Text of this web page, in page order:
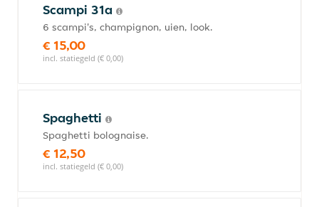
Scampi 31a
6 scampi's, champignon, uien, look.
€ 15,00
incl. statiegeld (€ 0,00)
Spaghetti
Spaghetti bolognaise.
€ 12,50
incl. statiegeld (€ 0,00)